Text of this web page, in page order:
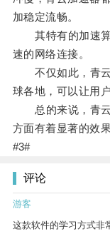
加稳定流畅。
其特有的加速算
速的网络连接。
不仅如此，青云
球各地，可以让用
总的来说，青云
方面有着显著的效
#3#
评论
游客
这款软件的学习方式非